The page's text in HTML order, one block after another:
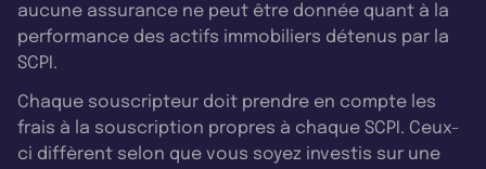
aucune assurance ne peut être donnée quant à la
performance des actifs immobiliers détenus par la
SCPI.
Chaque souscripteur doit prendre en compte les
frais à la souscription propres à chaque SCPI. Ceux-
ci diffèrent selon que vous soyez investis sur une